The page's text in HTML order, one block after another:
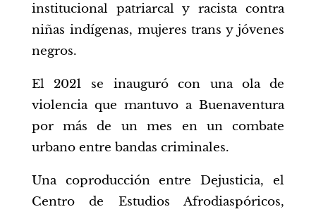
institucional patriarcal y racista contra
niñas indígenas, mujeres trans y jóvenes
negros.
El 2021 se inauguró con una ola de
violencia que mantuvo a Buenaventura
por más de un mes en un combate
urbano entre bandas criminales.
Una coproducción entre Dejusticia, el
Centro de Estudios Afrodiaspóricos,